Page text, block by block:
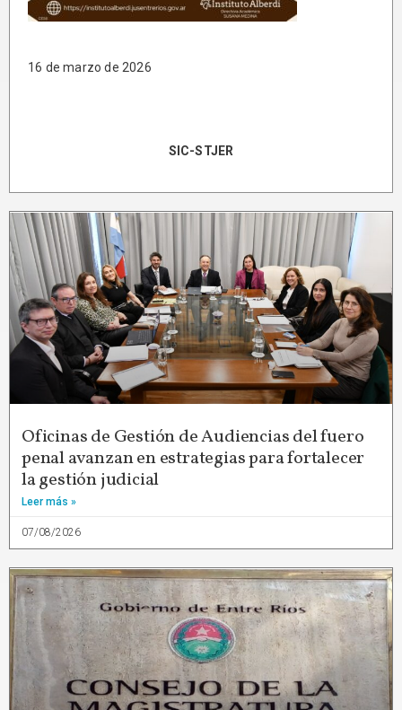
16 de marzo de 2026
SIC-STJER
Oficinas de Gestión de Audiencias del fuero
penal avanzan en estrategias para fortalecer
la gestión judicial
Leer más »
07/08/2026